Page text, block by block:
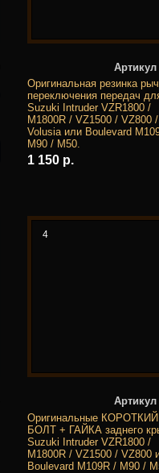
Артикул
Оригинальная резинка
переключения передач
Suzuki Intruder VZR1800 /
M1800R / VZ1500 / VZ800 /
Volusia или Boulevard
M90 / M50.
1 150 р.
4
Артикул
Оригинальные КОРОТКИЙ
БОЛТ + ГАЙКА заднего
Suzuki Intruder VZR1800 /
M1800R / VZ1500 / VZ800
Boulevard M109R / M90 /